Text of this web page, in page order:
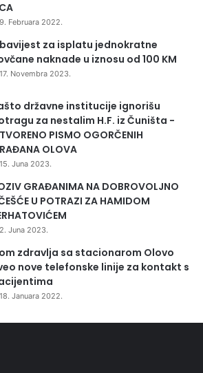
9. Februara 2022.
za isplatu jednokratne
naknade u iznosu od 100 KM
17. Novembra 2023.
državne institucije ignorišu
za nestalim H.F. iz Čuništa -
PISMO OGORČENIH
OLOVA
15. Juna 2023.
GRAĐANIMA NA DOBROVOLJNO
U POTRAZI ZA HAMIDOM
2. Juna 2023.
zdravlja sa stacionarom Olovo
nove telefonske linije za kontakt s
18. Januara 2022.